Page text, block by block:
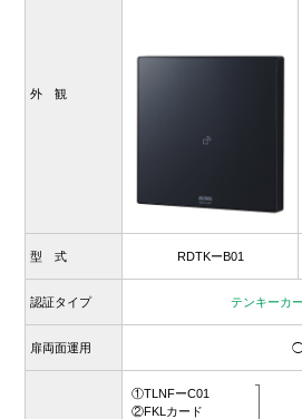
外 観
型 式 RDTKーB01
認証タイプ テンキーカ
扉両面運用
①TLNFーC01
②FKLカード